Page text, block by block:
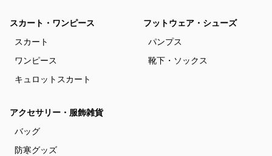
スカート・ワンピース
スカート
ワンピース
キュロットスカート
フットウェア・シューズ
パンプス
靴下・ソックス
アクセサリー・服飾雑貨
バッグ
防寒グッズ